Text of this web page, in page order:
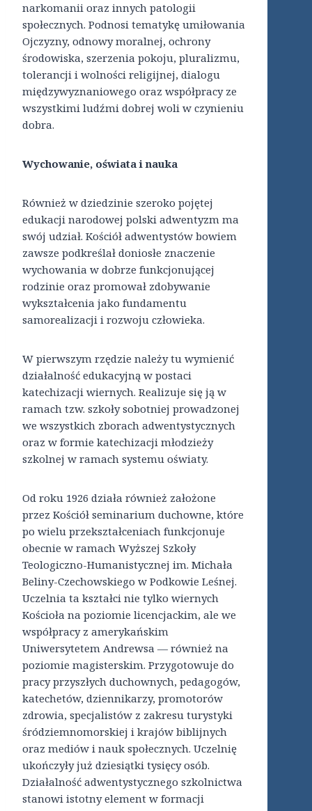
narkomanii oraz innych patologii
społecznych. Podnosi tematykę umiłowania
Ojczyzny, odnowy moralnej, ochrony
środowiska, szerzenia pokoju, pluralizmu,
tolerancji i wolności religijnej, dialogu
międzywyznaniowego oraz współpracy ze
wszystkimi ludźmi dobrej woli w czynieniu
dobra.
Wychowanie, oświata i nauka
Również w dziedzinie szeroko pojętej
edukacji narodowej polski adwentyzm ma
swój udział. Kościół adwentystów bowiem
zawsze podkreślał doniosłe znaczenie
wychowania w dobrze funkcjonującej
rodzinie oraz promował zdobywanie
wykształcenia jako fundamentu
samorealizacji i rozwoju człowieka.
W pierwszym rzędzie należy tu wymienić
działalność edukacyjną w postaci
katechizacji wiernych. Realizuje się ją w
ramach tzw. szkoły sobotniej prowadzonej
we wszystkich zborach adwentystycznych
oraz w formie katechizacji młodzieży
szkolnej w ramach systemu oświaty.
Od roku 1926 działa również założone
przez Kościół seminarium duchowne, które
po wielu przekształceniach funkcjonuje
obecnie w ramach Wyższej Szkoły
Teologiczno-Humanistycznej im. Michała
Beliny-Czechowskiego w Podkowie Leśnej.
Uczelnia ta kształci nie tylko wiernych
Kościoła na poziomie licencjackim, ale we
współpracy z amerykańskim
Uniwersytetem Andrewsa — również na
poziomie magisterskim. Przygotowuje do
pracy przyszłych duchownych, pedagogów,
katechetów, dziennikarzy, promotorów
zdrowia, specjalistów z zakresu turystyki
śródziemnomorskiej i krajów biblijnych
oraz mediów i nauk społecznych. Uczelnię
ukończyły już dziesiątki tysięcy osób.
Działalność adwentystycznego szkolnictwa
stanowi istotny element w formacji